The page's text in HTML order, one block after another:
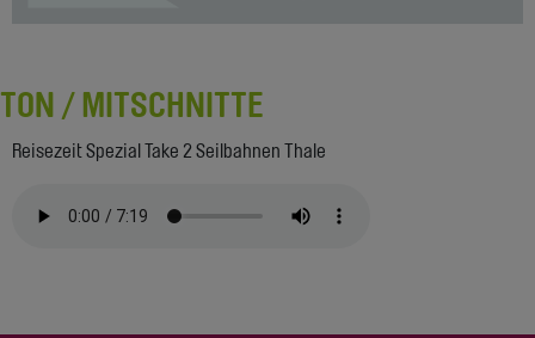
TON / MITSCHNITTE
Reisezeit Spezial Take 2 Seilbahnen Thale